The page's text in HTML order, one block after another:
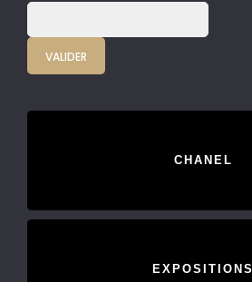
CHANEL
EXPOSITIONS